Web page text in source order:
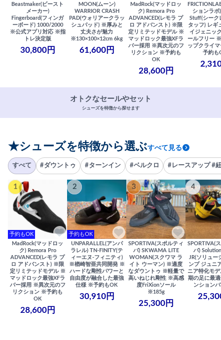
Beastmaker(ビースト
メーカー)
Fingerboard(フィンガ
ーボード) 1000/2000
※公式アプリ対応 ※指
トレ決定版
30,800円
MOON(ムーン)
WARRIOR CRASH
PAD(ウォリアークラッ
シュパッド) ※厚みと
丈夫さが魅力
※130×100×12cm 6kg
61,600円
MadRock(マッドロッ
ク) Remora Pro
ADVANCED(レモラ プ
ロ アドバンスト) ※限
定リミテッドモデル ※
マッドロック最強XFラ
バー採用 ※異次元のフ
リクション ※予約も
OK
28,600円
ションラボ
Stuff(シーク
タッフ) レギ
イジェニッ
ールフリー
ップクライ
予約も
オトクなセールやセット
シューズを特徴から探せます
★シューズを特徴から選ぶすべて見る
すべて #ダウントゥ #ターンイン #ベルクロ #レースアップ #
1
予約もOK
MadRock(マッドロッ
ク) Remora Pro
ADVANCED(レモラ プ
ロ アドバンスト) ※限
定リミテッドモデル ※
マッドロック最強XFラ
バー採用 ※異次元のフ
リクション ※予約も
OK
28,600円
2
予約もOK
UNPARALLEL(アンパ
ラレル) TN-FINITY(テ
ィーエヌ-フィニティ)
※楢崎智亜共同開発 ※
ハードな剛性パワーと
自由度が融合した最強
仕様 ※予約もOK
30,910円
3
SPORTIVA(スポルティ
バ) SKWAMA LITE
WOMAN(スクワマ ラ
イト ウーマン) ※適度
なダウントゥ ※軽量で
高いねじれ剛性 ※高感
度FriXionソール
※185g
25,300円
4
SPORTIVA(
バ)
JR(ソリュー
ンプ ジュニ
ニア特化モ
期の足に最
ンション